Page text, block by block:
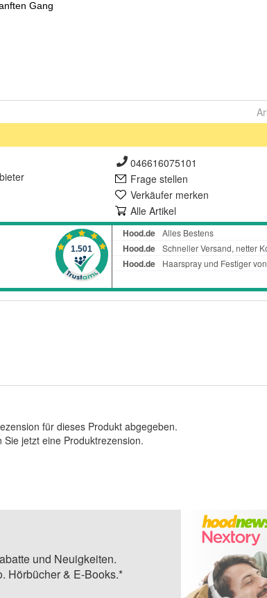
046616075101
Frage stellen
Verkäufer merken
Alle Artikel
für dieses Produkt abgegeben.
Sie jetzt eine Produktrezension.
und Neuigkeiten.
Hörbücher & E-Books.*